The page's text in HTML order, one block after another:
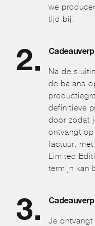
we
tijd bij.
Na de
de balans
definitieve
door zodat
ontvangt
factuur,
Limited
termijn kan
Je ontvangt